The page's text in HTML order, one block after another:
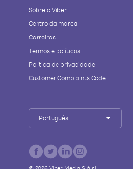
Sobre o Viber
Centro da marca
Carreiras
Termos e políticas
Política de privacidade
Customer Complaints Code
Português